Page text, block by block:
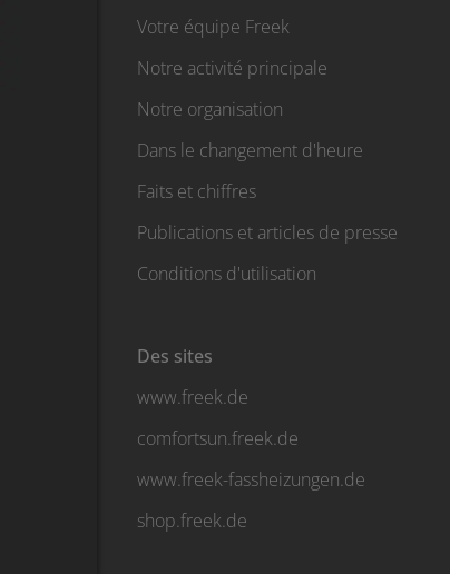
Votre équipe Freek
Notre activité principale
Notre organisation
Dans le changement d'heure
Faits et chiffres
Publications et articles de presse
Conditions d'utilisation
Des sites
www.freek.de
comfortsun.freek.de
www.freek-fassheizungen.de
shop.freek.de